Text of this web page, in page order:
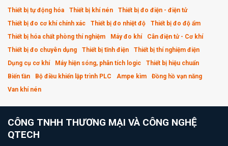
Thiết bị tự động hóa Thiết bị khí nén
Thiết bị đo điện - điện tử
Thiết bị đo cơ khí chính xác
Thiết bị đo nhiệt độ
Thiết bị đo độ ẩm
Thiết bị hóa chất phòng thí nghiệm
Máy đo khí
Cân điện tử - Cơ khí
Thiết bị đo chuyên dụng
Thiết bị tĩnh điện
Thiết bị thí nghiệm điện
Dụng cụ cơ khí
Máy hiện sóng, phân tích logic
Thiết bị hiệu chuẩn
Biến tần
Bộ điều khiển lập trình PLC Ampe kìm
Đồng hồ vạn năng
Van khí nén
CÔNG TNHH THƯƠNG MẠI VÀ CÔNG NGHỆ
QTECH